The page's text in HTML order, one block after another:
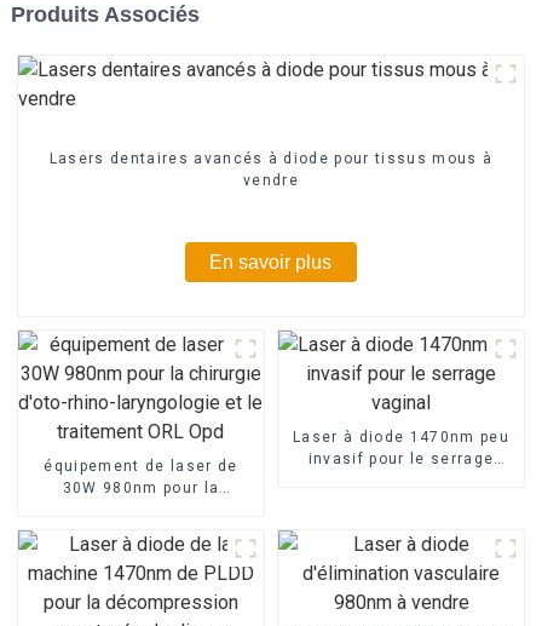
Produits Associés
Lasers dentaires avancés à diode pour tissus mous à
vendre
En savoir plus
équipement de laser de
30W 980nm pour la
traitement ORL Opd
Laser à diode 1470nm peu
invasif pour le serrage